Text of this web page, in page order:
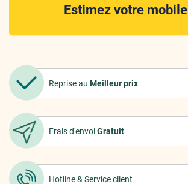
Estimez votre mobile
Reprise au Meilleur prix
Frais d'envoiGratuit
Hotline & Service client